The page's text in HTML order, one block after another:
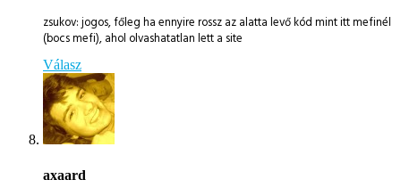
zsukov: jogos, főleg ha ennyire rossz az alatta levő kód mint itt mefinél
(bocs mefi), ahol olvashatatlan lett a site
Válasz
axaard